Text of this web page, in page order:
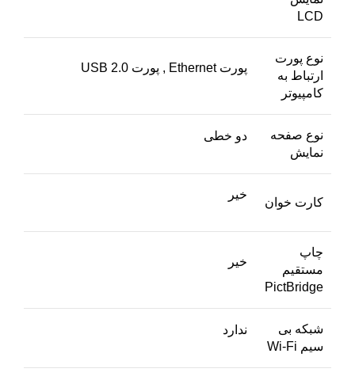
LCD
نوع پورت
ارتباط به
کامپیوتر
پورت Ethernet , پورت USB 2.0
نوع صفحه
نمایش
دو خطی
کارت خوان
خیر
چاپ
مستقیم
PictBridge
خیر
شبکه بی
سیم Wi-Fi
ندارد